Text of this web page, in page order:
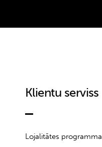
Klientu serviss
Lojalitātes programma